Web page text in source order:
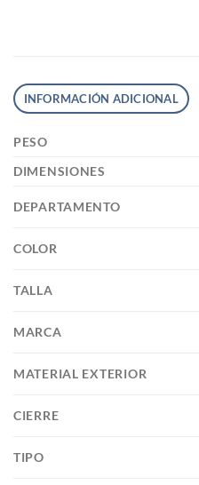
INFORMACIÓN ADICIONAL
PESO
DIMENSIONES
DEPARTAMENTO
COLOR
TALLA
MARCA
MATERIAL EXTERIOR
CIERRE
TIPO